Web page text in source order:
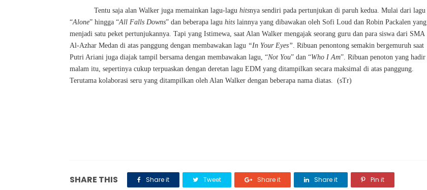
Tentu saja alan Walker juga memainkan lagu-lagu hitsnya sendiri pada pertunjukan di paruh kedua. Mulai dari lagu
“Alone” hingga “All Falls Downs” dan beberapa lagu hits lainnya yang dibawakan oleh Sofi Loud dan Robin Packalen yang
menjadi satu peket pertunjukannya. Tapi yang Istimewa, saat Alan Walker mengajak seorang guru dan para siswa dari SMA
Al-Azhar Medan di atas panggung dengan membawakan lagu “In Your Eyes”. Ribuan penontong semakin bergemuruh saat
Putri Ariani juga diajak tampil bersama dengan membawakan lagu, “Not You” dan “Who I Am”. Ribuan penoton yang hadir
malam itu, sepertinya cukup terpuaskan dengan deretan lagu EDM yang ditampilkan secara maksimal di atas panggung.
Terutama kolaborasi seru yang ditampilkan oleh Alan Walker dengan beberapa nama diatas. (sTr)
SHARE THIS Share it Tweet Share it Share it Pin it